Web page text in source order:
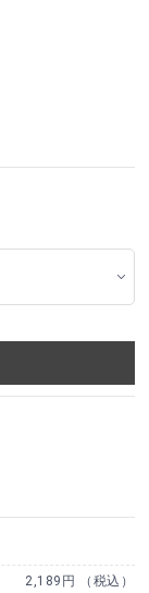
2,189円 （税込）